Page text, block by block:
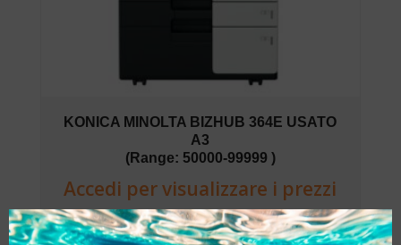
KONICA MINOLTA BIZHUB 364E USATO
A3
(Range: 50000-99999 )
Accedi per visualizzare i prezzi